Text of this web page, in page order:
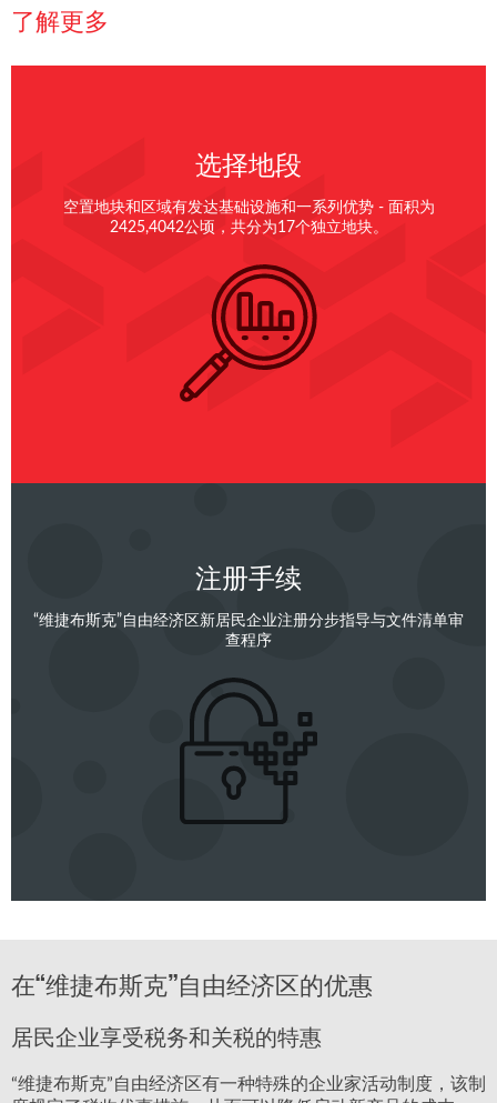
了解更多
选择地段
空置地块和区域有发达基础设施和一系列优势 - 面积为
2425,4042公顷，共分为17个独立地块。
注册手续
“维捷布斯克”自由经济区新居民企业注册分步指导与文件清单审
查程序
在“维捷布斯克”自由经济区的优惠
居民企业享受税务和关税的特惠
“维捷布斯克”自由经济区有一种特殊的企业家活动制度，该制